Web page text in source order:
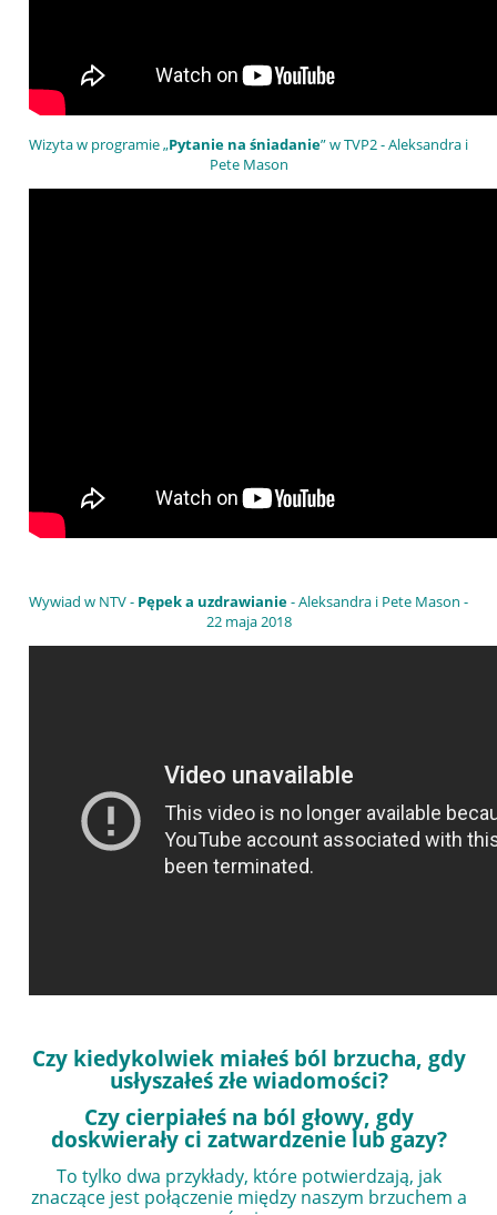
Wizyta w programie „Pytanie na śniadanie” w TVP2 - Aleksandra i
Pete Mason
Wywiad w NTV - Pępek a uzdrawianie- Aleksandra i Pete Mason -
22 maja 2018
Czy kiedykolwiek miałeś ból brzucha, gdy
usłyszałeś złe wiadomości?
Czy cierpiałeś na ból głowy, gdy
doskwierały ci zatwardzenie lub gazy?
To tylko dwa przykłady, które potwierdzają, jak
znaczące jest połączenie między naszym brzuchem a